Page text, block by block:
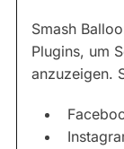
Smash
Plugins, um
anzuzeigen.